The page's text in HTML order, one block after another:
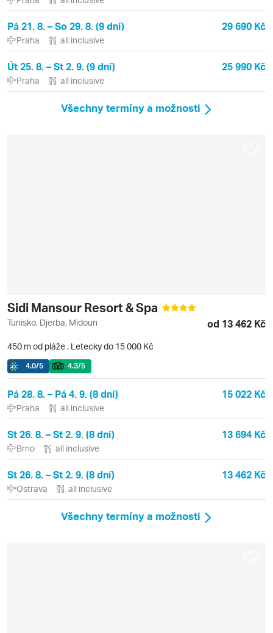
Pá 21. 8. – So 29. 8. (9 dní) 29 690 Kč
Praha all inclusive
Út 25. 8. – St 2. 9. (9 dní) 25 990 Kč
Praha all inclusive
Všechny termíny a možnosti
Sidi Mansour Resort & Spa
Tunisko, Djerba, Midoun od 13 462 Kč
450 m od pláže , Letecky do 15 000 Kč
4.0/5 4.3/5
Pá 28. 8. – Pá 4. 9. (8 dní) 15 022 Kč
Praha all inclusive
St 26. 8. – St 2. 9. (8 dní) 13 694 Kč
Brno all inclusive
St 26. 8. – St 2. 9. (8 dní) 13 462 Kč
Ostrava all inclusive
Všechny termíny a možnosti